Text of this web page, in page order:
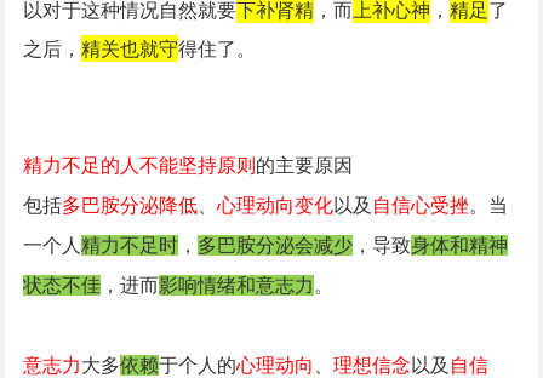
以对于这种情况自然就要下补肾精 ，而上补心神 ，精足了
之后，精关也就守得住了。
精力不足的人不能坚持原则 的主要原因
包括多巴胺分泌降低 、心理动向变化以及 自信心受挫‌。当
一个人精力不足时 ， 多巴胺分泌会减少 ，导致身体和精神
状态不佳 ，进而影响情绪和意志力 。
意志力大多依赖于个人的心理动向 、理想信念 以及 自信